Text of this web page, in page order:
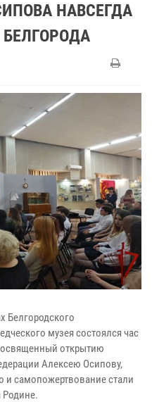
НАВСЕГДА
Белгородского
музея состоялся час
открытию
Алексею Осипову,
и самопожертвование стали
Родине.